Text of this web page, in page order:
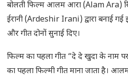
बोलती फिल्म आलम आरा (Alam Ara)
ईरानी (Ardeshir Irani) द्वारा बनाई
और गीत दोनों सुनाई दिए।
फिल्म का पहला गीत “दे दे खुदा के नाम
का पहला फिल्मी गीत माना जाता है।